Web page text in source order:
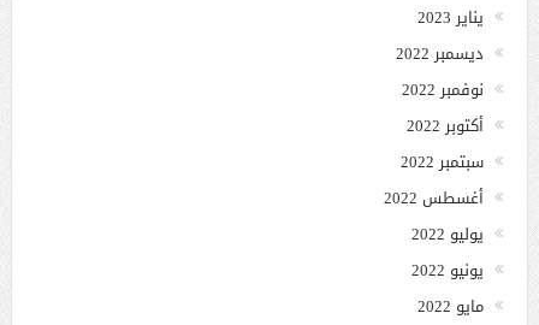
يناير 2023
ديسمبر 2022
نوفمبر 2022
أكتوبر 2022
سبتمبر 2022
أغسطس 2022
يوليو 2022
يونيو 2022
مايو 2022